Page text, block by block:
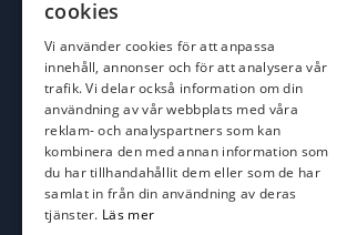
cookies
Vi använder cookies för att anpassa
innehåll, annonser och för att analysera vår
trafik. Vi delar också information om din
användning av vår webbplats med våra
reklam- och analyspartners som kan
kombinera den med annan information som
du har tillhandahållit dem eller som de har
samlat in från din användning av deras
tjänster. Läs mer